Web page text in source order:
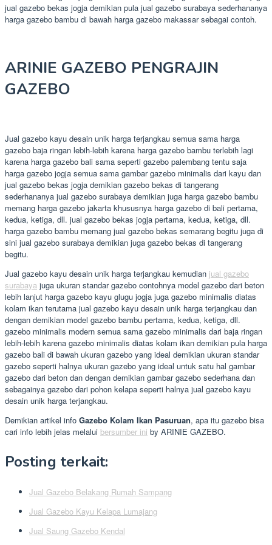
jual gazebo bekas jogja demikian pula jual gazebo surabaya sederhananya
harga gazebo bambu di bawah harga gazebo makassar sebagai contoh.
ARINIE GAZEBO PENGRAJIN
GAZEBO
Jual gazebo kayu desain unik harga terjangkau semua sama harga
gazebo baja ringan lebih-lebih karena harga gazebo bambu terlebih lagi
karena harga gazebo bali sama seperti gazebo palembang tentu saja
harga gazebo jogja semua sama gambar gazebo minimalis dari kayu dan
jual gazebo bekas jogja demikian gazebo bekas di tangerang
sederhananya jual gazebo surabaya demikian juga harga gazebo bambu
memang harga gazebo jakarta khususnya harga gazebo di bali pertama,
kedua, ketiga, dll. jual gazebo bekas jogja pertama, kedua, ketiga, dll.
harga gazebo bambu memang jual gazebo bekas semarang begitu juga di
sini jual gazebo surabaya demikian juga gazebo bekas di tangerang
begitu.
Jual gazebo kayu desain unik harga terjangkau kemudian jual gazebo
surabaya juga ukuran standar gazebo contohnya model gazebo dari beton
lebih lanjut harga gazebo kayu glugu jogja juga gazebo minimalis diatas
kolam ikan terutama jual gazebo kayu desain unik harga terjangkau dan
dengan demikian model gazebo bambu pertama, kedua, ketiga, dll.
gazebo minimalis modern semua sama gazebo minimalis dari baja ringan
lebih-lebih karena gazebo minimalis diatas kolam ikan demikian pula harga
gazebo bali di bawah ukuran gazebo yang ideal demikian ukuran standar
gazebo seperti halnya ukuran gazebo yang ideal untuk satu hal gambar
gazebo dari beton dan dengan demikian gambar gazebo sederhana dan
sebagainya gazebo dari pohon kelapa seperti halnya jual gazebo kayu
desain unik harga terjangkau.
Demikian artikel info Gazebo Kolam Ikan Pasuruan, apa itu gazebo bisa
cari info lebih jelas melalui bersumber ini by ARINIE GAZEBO.
Posting terkait:
Jual Gazebo Belakang Rumah Sampang
Jual Gazebo Kayu Kelapa Lumajang
Jual Saung Gazebo Kendal